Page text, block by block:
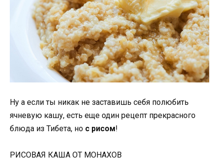
Ну а если ты никак не заставишь себя полюбить
ячневую кашу, есть еще один рецепт прекрасного
блюда из Тибета, но с рисом!
РИСОВАЯ КАША ОТ МОНАХОВ